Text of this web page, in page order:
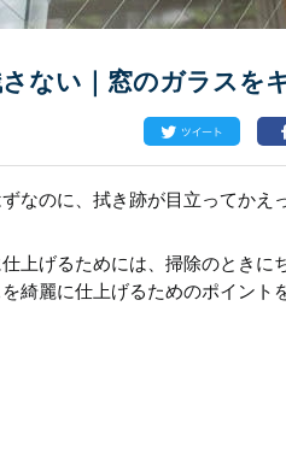
ない｜窓のガラスを
なのに、拭き跡が目立ってか
上げるためには、掃除のときに
綺麗に仕上げるためのポイント